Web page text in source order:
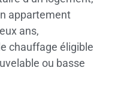
appartement
ans,
chauffage éligible
ou basse